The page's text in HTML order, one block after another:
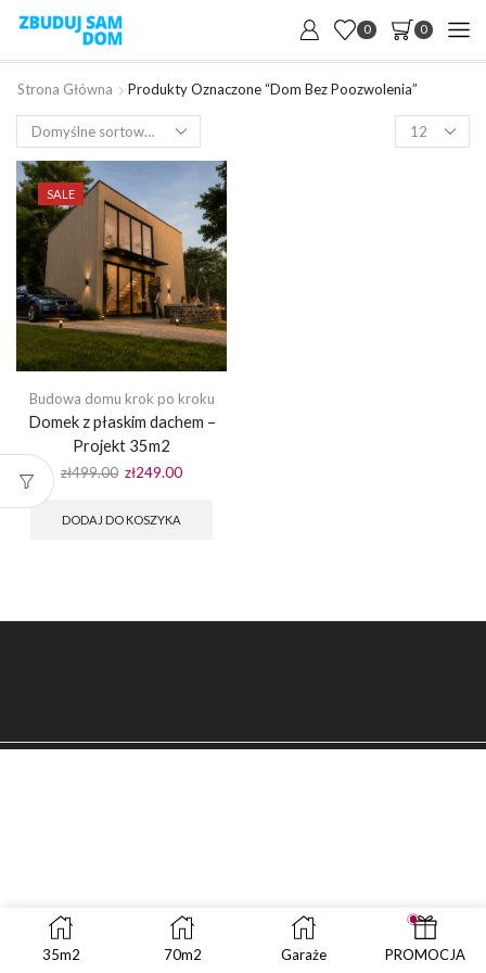
0 0
Strona Główna
Produkty Oznaczone “dom Bez Poozwolenia”
Products
per
SALE
Budowa domu krok po kroku
Domek z płaskim dachem –
Projekt 35m2
zł499.00 Pierwotna
wynosiła:
zł249.00Aktualna
DODAJ DO KOSZYKA
35m2 70m2 Garaże PROMOCJA